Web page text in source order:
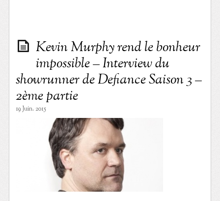
Kevin Murphy rend le bonheur
impossible – Interview du
showrunner de Defiance Saison 3 –
2ème partie
19 Juin. 2015